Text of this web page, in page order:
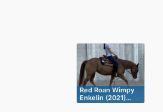
Red Roan Wimpy
Enkelin (2021)…